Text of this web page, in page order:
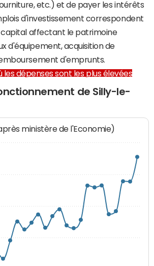
etc.) et de payer les intérêts
d'investissement correspondent
capital affectant le patrimoine
d'équipement, acquisition de
d'emprunts.
les dépenses sont les plus élevées
de Silly-le-
ministère de l'Economie)